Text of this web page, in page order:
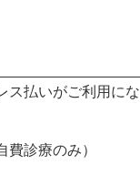
ス払いがご利用にな
診療のみ）